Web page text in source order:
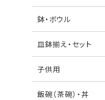
鉢・ボウル
皿鉢揃え・セット
子供用
飯碗（茶碗）・丼